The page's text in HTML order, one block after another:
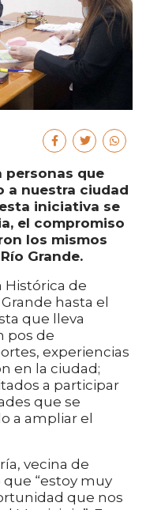
personas que
a nuestra ciudad
iniciativa se
el compromiso
los mismos
Grande.
Histórica de
hasta el
que lleva
pos de
experiencias
en la ciudad;
a participar
que se
a ampliar el
vecina de
“estoy muy
que nos